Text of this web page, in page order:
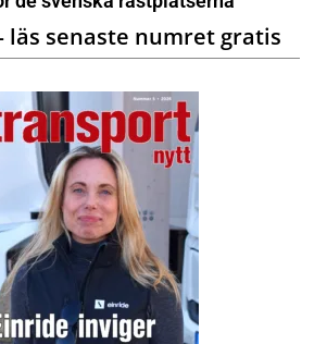
läs senaste numret gratis